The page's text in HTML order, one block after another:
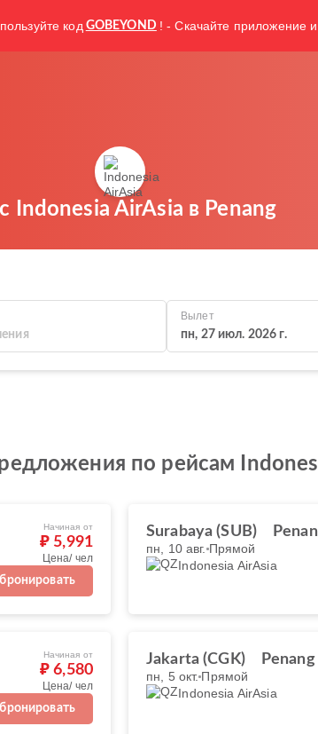
код GOBEYOND ! - Скачайте приложение и
Indonesia AirAsia в Penang
Вылет
пн, 27 июл. 2026 г.
по рейсам
Начиная от
₽ 5,991
Цена/ чел
Surabaya (SUB)
пн, 10 авг. Прямой
Indonesia AirAsia
Начиная от
₽ 6,580
Цена/ чел
Jakarta (CGK)
пн, 5 окт. Прямой
Indonesia AirAsia